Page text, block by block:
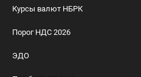
Курсы валют НБРК
Порог НДС 2026
ЭДО